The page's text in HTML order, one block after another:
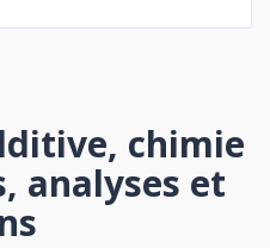
chimie
analyses et